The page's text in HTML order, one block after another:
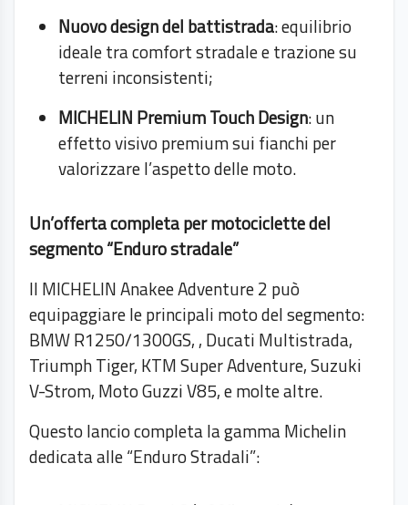
Nuovo design del battistrada: equilibrio
ideale tra comfort stradale e trazione su
terreni inconsistenti;
MICHELIN Premium Touch Design: un
effetto visivo premium sui fianchi per
valorizzare l’aspetto delle moto.
Un’offerta completa per motociclette del
segmento “Enduro stradale”
Il MICHELIN Anakee Adventure 2 può
equipaggiare le principali moto del segmento:
BMW R1250/1300GS, , Ducati Multistrada,
Triumph Tiger, KTM Super Adventure, Suzuki
V-Strom, Moto Guzzi V85, e molte altre.
Questo lancio completa la gamma Michelin
dedicata alle “Enduro Stradali”: